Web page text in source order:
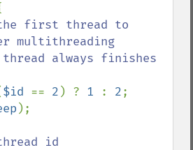
first thread to
multithreading
$id == 2 ) ? 1 : 2;
);
id